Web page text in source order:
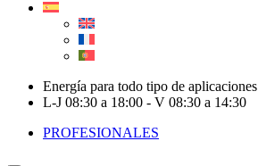
Energía para todo tipo de aplicaciones
L-J 08:30 a 18:00 - V 08:30 a 14:30
PROFESIONALES